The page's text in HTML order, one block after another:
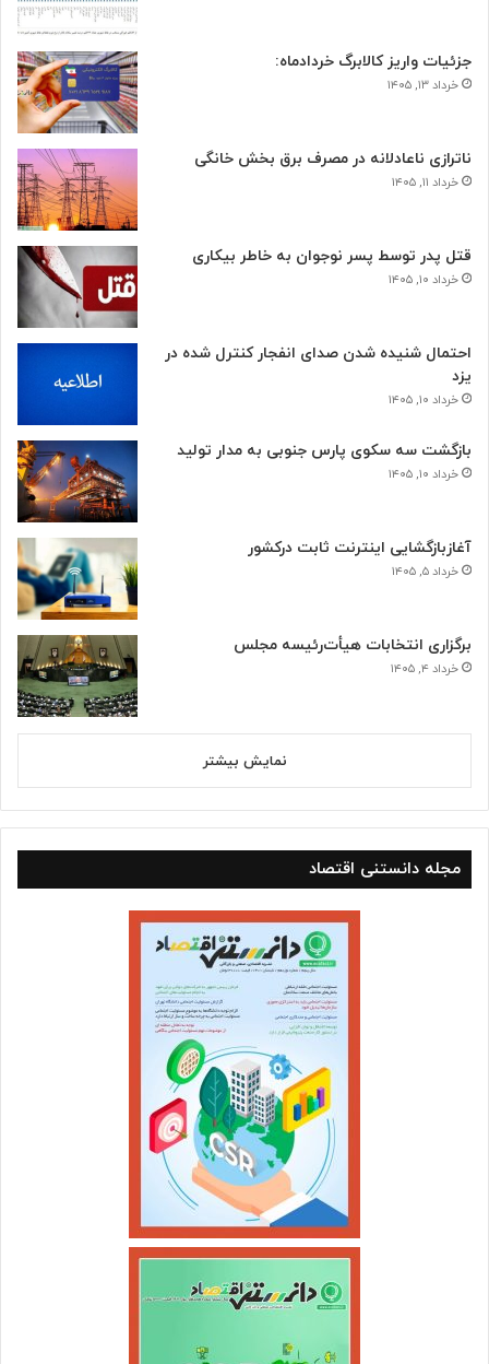
جزئیات واریز کالابرگ خردادماه:
خرداد ۱۳, ۱۴۰۵
ناترازی ناعادلانه در مصرف برق بخش خانگی
خرداد ۱۱, ۱۴۰۵
قتل پدر توسط پسر نوجوان به خاطر بیکاری
خرداد ۱۰, ۱۴۰۵
احتمال شنیده شدن صدای انفجار کنترل شده در
یزد
خرداد ۱۰, ۱۴۰۵
بازگشت سه سکوی پارس جنوبی به مدار تولید
خرداد ۱۰, ۱۴۰۵
آغازبازگشایی اینترنت ثابت درکشور
خرداد ۵, ۱۴۰۵
برگزاری انتخابات هیأت‌رئیسه مجلس
خرداد ۴, ۱۴۰۵
نمایش بیشتر
مجله دانستنی اقتصاد